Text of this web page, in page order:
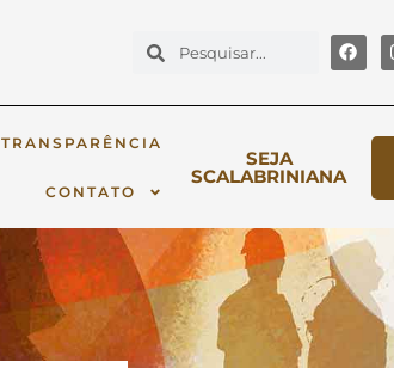
TRANSPARÊNCIA
CONTATO
SEJA
SCALABRINIANA